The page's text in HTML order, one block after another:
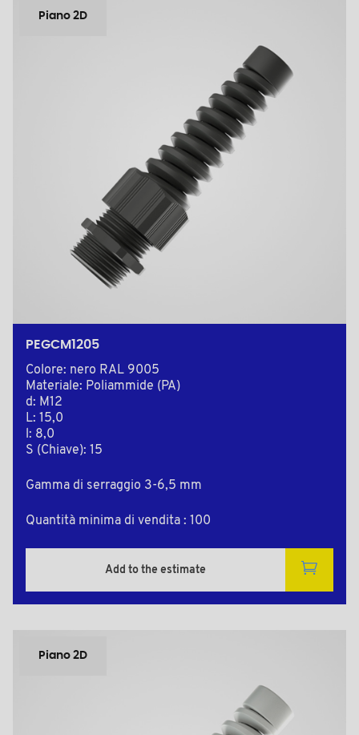
Piano 2D
PEGCM1205
Colore: nero RAL 9005
Materiale: Poliammide (PA)
d: M12
L: 15,0
l: 8,0
S (Chiave): 15
Gamma di serraggio 3-6,5 mm
Quantità minima di vendita : 100
Add to the estimate
Piano 2D